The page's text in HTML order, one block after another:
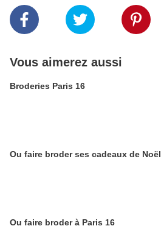
Vous aimerez aussi
Broderies Paris 16
Ou faire broder ses cadeaux de Noël
Ou faire broder à Paris 16